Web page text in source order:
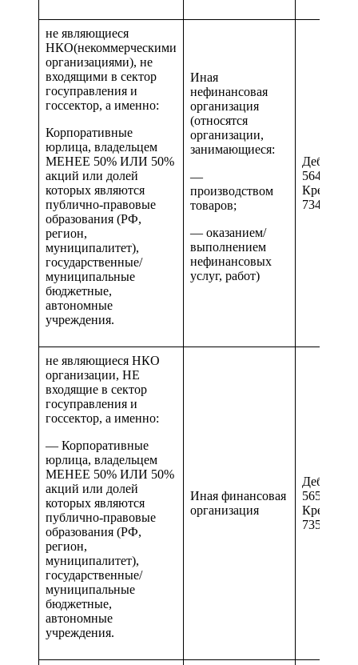
не являющиеся
НКО(некоммерческими
организациями), не
входящими в сектор
госуправления и
госсектор, а именно:
Корпоративные
юрлица, владельцем
МЕНЕЕ 50% ИЛИ 50%
акций или долей
которых являются
публично-правовые
образования (РФ,
регион,
муниципалитет),
государственные/
муниципальные
бюджетные,
автономные
учреждения.
Иная
нефинансовая
организация
(относятся
организации,
занимающиеся:
—
производством
товаров;
— оказанием/
выполнением
нефинансовых
услуг, работ)
564 и 664
734 и 834
не являющиеся НКО
организации, НЕ
входящие в сектор
госуправления и
госсектор, а именно:
— Корпоративные
юрлица, владельцем
МЕНЕЕ 50% ИЛИ 50%
акций или долей
которых являются
публично-правовые
образования (РФ,
регион,
муниципалитет),
государственные/
муниципальные
бюджетные,
автономные
учреждения.
Иная финансовая
организация
565 и 665
735 и 835